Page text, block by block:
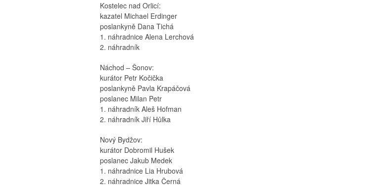
Kostelec nad Orlicí:
kazatel Michael Erdinger
poslankyně Dana Tichá
1. náhradnice Alena Lerchová
2. náhradník
Náchod – Šonov:
kurátor Petr Kočička
poslankyně Pavla Krapáčová
poslanec Milan Petr
1. náhradník Aleš Hofman
2. náhradník Jiří Hůlka
Nový Bydžov:
kurátor Dobromil Hušek
poslanec Jakub Medek
1. náhradnice Lia Hrubová
2. náhradnice Jitka Černá